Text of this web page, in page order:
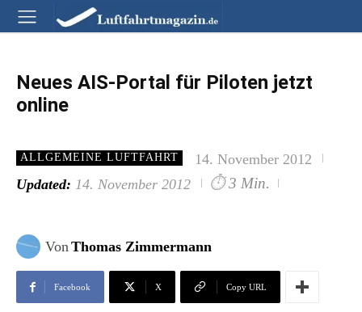
Neues AIS-Portal für Piloten jetzt
online
ALLGEMEINE LUFTFAHRT
14. November 2012
Updated: 14. November 2012 ⏱ 3 Min.
VonThomas Zimmermann
Facebook X Copy URL